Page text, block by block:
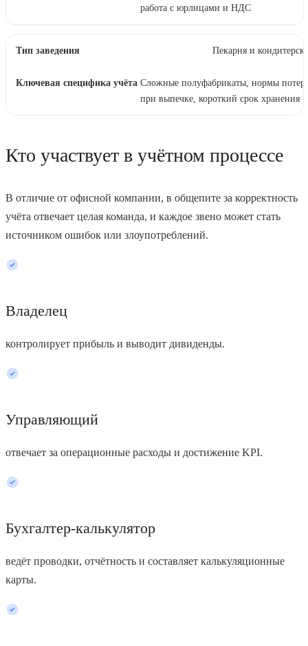
работа с юрлицами и НДС
Пекарня и
Сложные полуфабрикаты, нормы
при выпечке, короткий срок хранения
Кто участвует в учётном процессе
В отличие от офисной компании, в общепите за корректность
учёта отвечает целая команда, и каждое звено может стать
источником ошибок или злоупотреблений.
Владелец
контролирует прибыль и выводит дивиденды.
Управляющий
отвечает за операционные расходы и достижение KPI.
Бухгалтер-калькулятор
ведёт проводки, отчётность и составляет калькуляционные
карты.